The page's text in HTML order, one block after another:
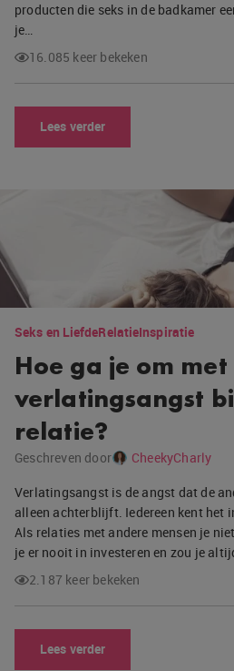
producten die seks in de badkamer
je…
16.085 keer bekeken
Lees verder
Seks en LiefdeRelatieInspiratie
Hoe ga je om met
verlatingsangst
relatie?
Geschreven door
CheekyCharly
Verlatingsangst is de angst dat de
alleen achterblijft. Iedereen kent het
Als relaties met andere mensen je
je er nooit in investeren en zou je
2.187 keer bekeken
Lees verder